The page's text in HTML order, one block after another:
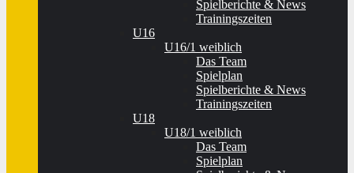
Spielberichte & News
Trainingszeiten
U16
U16/1 weiblich
Das Team
Spielplan
Spielberichte & News
Trainingszeiten
U18
U18/1 weiblich
Das Team
Spielplan